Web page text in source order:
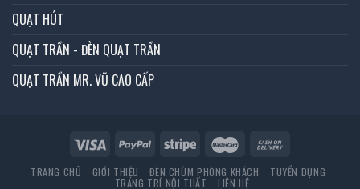
QUẠT HÚT
QUẠT TRẦN - ĐÈN QUẠT TRẦN
QUẠT TRẦN MR. VŨ CAO CẤP
TRANG CHỦ GIỚI THIỆU ĐÈN CHÙM PHÒNG KHÁCH TUYỂN DỤNG
TRANG TRÍ NỘI THẤT LIÊN HỆ